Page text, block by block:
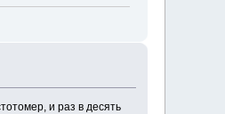
и раз в десять